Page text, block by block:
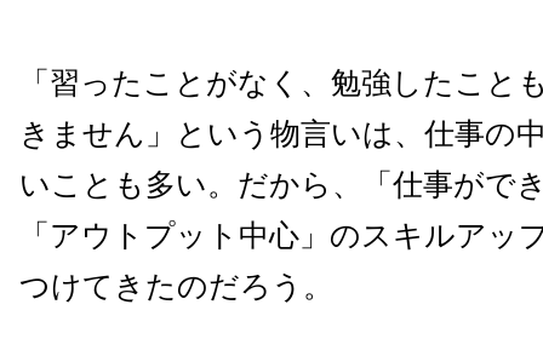
「習ったことがなく、勉強したこと
きません」という物言いは、仕事の
いことも多い。だから、「仕事がで
「アウトプット中心」のスキルアッ
つけてきたのだろう。